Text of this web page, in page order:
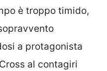
è troppo timido,
a protagonista
al contagiri